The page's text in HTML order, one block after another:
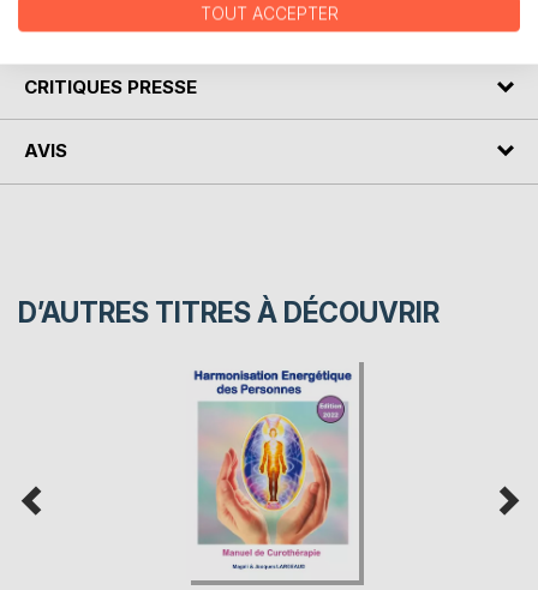
CRITIQUES PRESSE
AVIS
D’AUTRES TITRES À DÉCOUVRIR
TOUT ACCEPTER